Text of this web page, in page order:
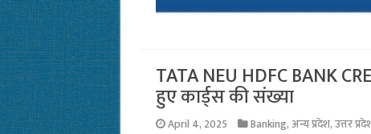
TATA NEU HDFC BANK
हुए कार्ड्स की संख्या
April 4, 2025 Banking,अन्य प्रदेश,उत्तर